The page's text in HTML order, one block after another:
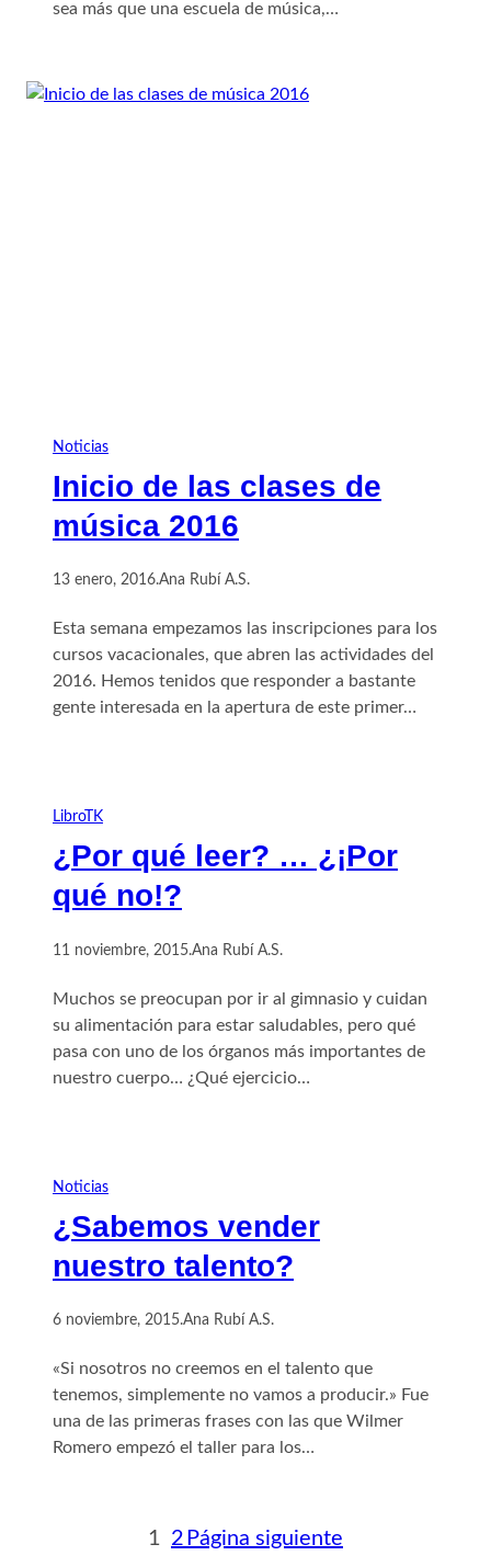
sea más que una escuela de música,…
Noticias
Inicio de las clases de
música 2016
13 enero, 2016.Ana Rubí A.S.
Esta semana empezamos las inscripciones para los
cursos vacacionales, que abren las actividades del
2016. Hemos tenidos que responder a bastante
gente interesada en la apertura de este primer…
LibroTK
¿Por qué leer? … ¿¡Por
qué no!?
11 noviembre, 2015.Ana Rubí A.S.
Muchos se preocupan por ir al gimnasio y cuidan
su alimentación para estar saludables, pero qué
pasa con uno de los órganos más importantes de
nuestro cuerpo… ¿Qué ejercicio…
Noticias
¿Sabemos vender
nuestro talento?
6 noviembre, 2015.Ana Rubí A.S.
«Si nosotros no creemos en el talento que
tenemos, simplemente no vamos a producir.» Fue
una de las primeras frases con las que Wilmer
Romero empezó el taller para los…
1 2 Página siguiente